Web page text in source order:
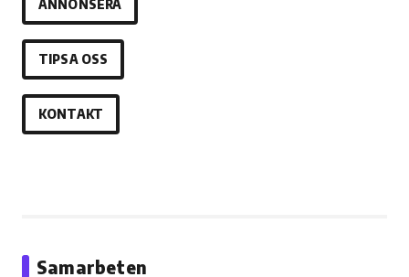
ANNONSERA
TIPSA OSS
KONTAKT
Samarbeten